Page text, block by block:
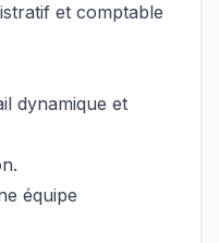
et comptable
dynamique et
équipe